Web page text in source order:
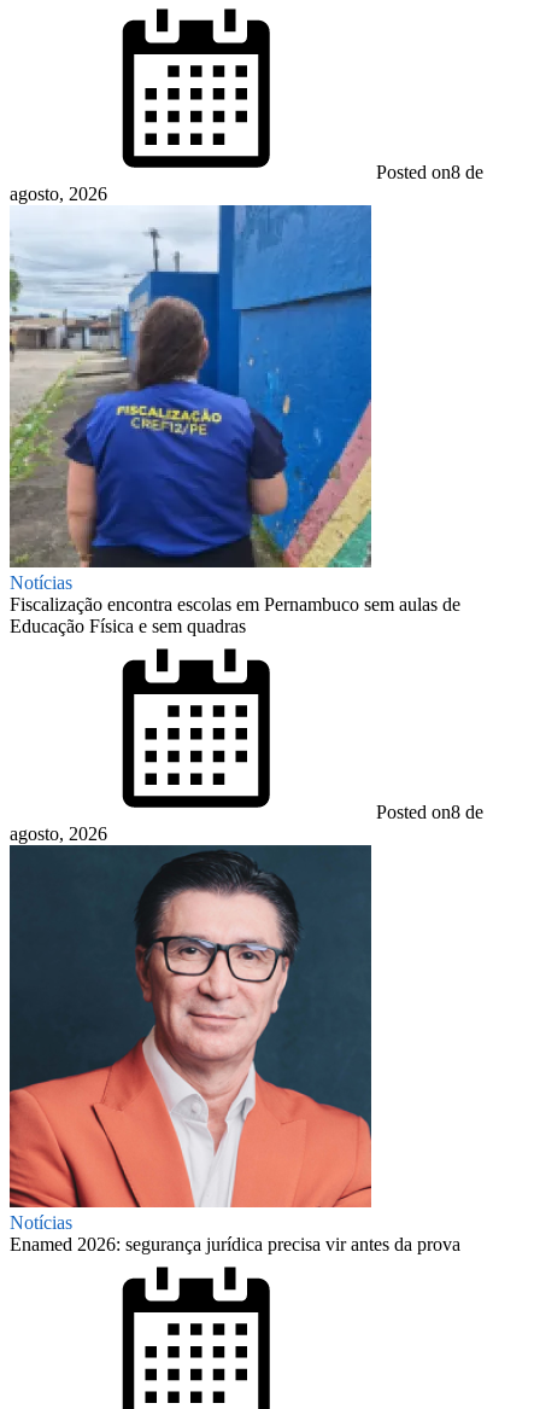
Posted on8 de
agosto, 2026
Notícias
Fiscalização encontra escolas em Pernambuco sem aulas de
Educação Física e sem quadras
Posted on8 de
agosto, 2026
Notícias
Enamed 2026: segurança jurídica precisa vir antes da prova